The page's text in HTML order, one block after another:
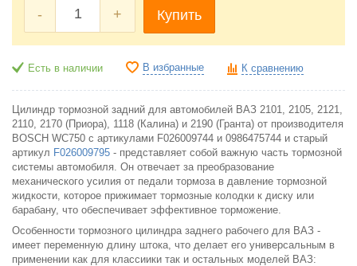
- + Купить
Есть в наличии В избранные К сравнению
Цилиндр тормозной задний для автомобилей ВАЗ 2101, 2105, 2121,
2110, 2170 (Приора), 1118 (Калина) и 2190 (Гранта) от производителя
BOSCH WC750 с артикулами F026009744 и 0986475744 и старый
артикул F026009795 - представляет собой важную часть тормозной
системы автомобиля. Он отвечает за преобразование
механического усилия от педали тормоза в давление тормозной
жидкости, которое прижимает тормозные колодки к диску или
барабану, что обеспечивает эффективное торможение.
Особенности тормозного цилиндра заднего рабочего для ВАЗ -
имеет переменную длину штока, что делает его универсальным в
применении как для классиики так и остальных моделей ВАЗ: